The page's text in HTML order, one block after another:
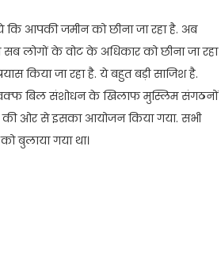
कि आपकी जमीन को छीना जा रहा है. अब
सब लोगों के वोट के अधिकार को छीना जा रहा
किया जा रहा है. ये बहुत बड़ी साजिश है.
वक्फ बिल संशोधन के खिलाफ मुस्लिम संगठनों
की ओर से इसका आयोजन किया गया. सभी
बुलाया गया था।